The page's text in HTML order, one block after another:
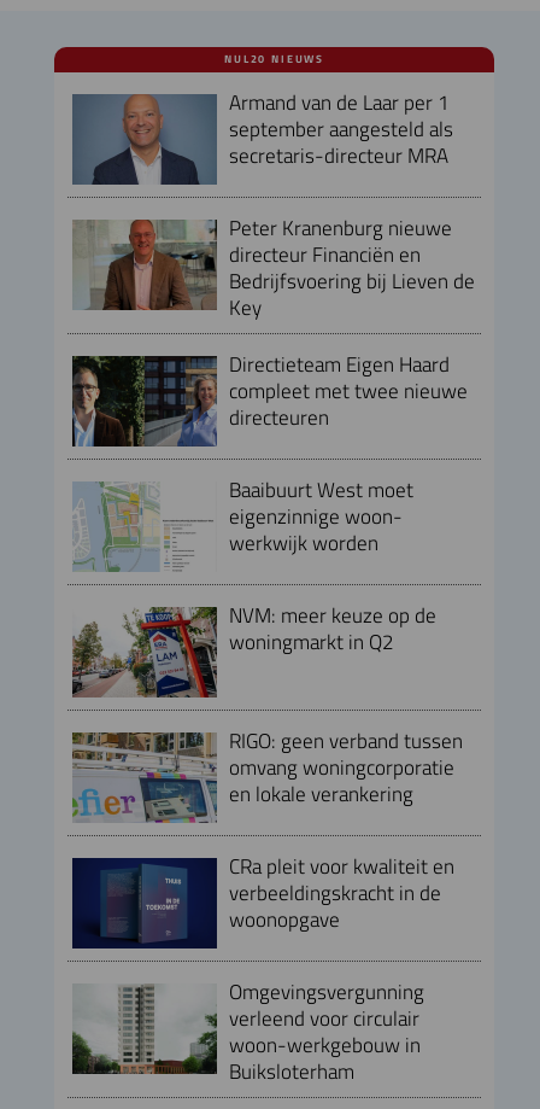
NUL20 NIEUWS
Armand van de Laar per 1
september aangesteld als
secretaris-directeur MRA
Peter Kranenburg nieuwe
directeur Financiën en
Bedrijfsvoering bij Lieven de
Key
Directieteam Eigen Haard
compleet met twee nieuwe
directeuren
Baaibuurt West moet
eigenzinnige woon-
werkwijk worden
NVM: meer keuze op de
woningmarkt in Q2
RIGO: geen verband tussen
omvang woningcorporatie
en lokale verankering
CRa pleit voor kwaliteit en
verbeeldingskracht in de
woonopgave
Omgevingsvergunning
verleend voor circulair
woon-werkgebouw in
Buiksloterham